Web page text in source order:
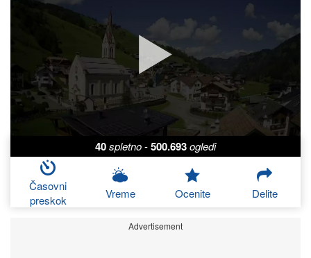
40spletno-500.693ogledi
Časovni
preskok
Vreme Ocenite Delite
Advertisement